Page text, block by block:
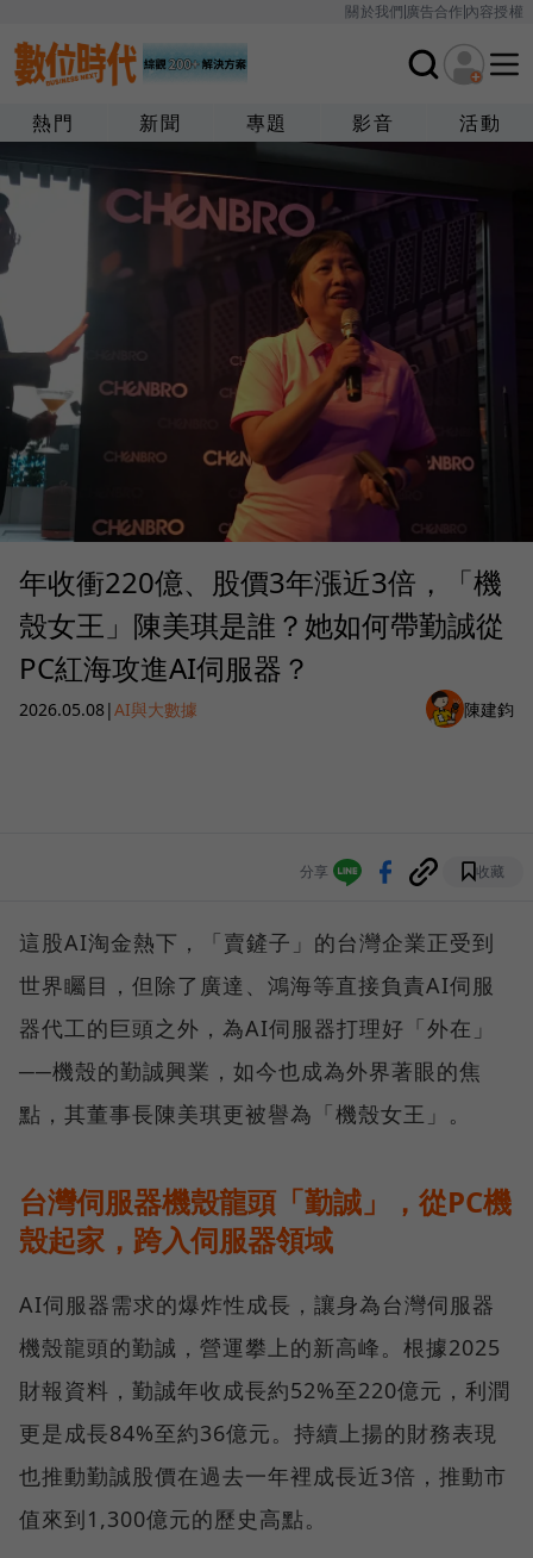
關於我們廣告合作內容授權
熱門 新聞 專題 影音 活動
年收衝220億、股價3年漲近3倍，「機
殼女王」陳美琪是誰？她如何帶勤誠從
PC紅海攻進AI伺服器？
2026.05.08|AI與大數據 陳建鈞
分享 收藏
這股AI淘金熱下，「賣鏟子」的台灣企業正受到
世界矚目，但除了廣達、鴻海等直接負責AI伺服
器代工的巨頭之外，為AI伺服器打理好「外在」
──機殼的勤誠興業，如今也成為外界著眼的焦
點，其董事長陳美琪更被譽為「機殼女王」。
台灣伺服器機殼龍頭「勤誠」，從PC機
殼起家，跨入伺服器領域
AI伺服器需求的爆炸性成長，讓身為台灣伺服器
機殼龍頭的勤誠，營運攀上的新高峰。根據2025
財報資料，勤誠年收成長約52%至220億元，利潤
更是成長84%至約36億元。持續上揚的財務表現
也推動勤誠股價在過去一年裡成長近3倍，推動市
值來到1,300億元的歷史高點。